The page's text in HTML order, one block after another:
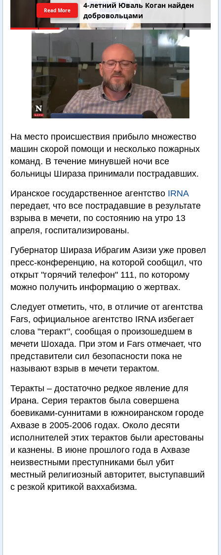
4-летний Юваль Коган найден
добровольцами
Read More
На место происшествия прибыло множество
машин скорой помощи и несколько пожарных
команд. В течение минувшей ночи все
больницы Шираза принимали пострадавших.
Иранское государственное агентство IRNA
передает, что все пострадавшие в результате
взрыва в мечети, по состоянию на утро 13
апреля, госпитализированы.
Губернатор Шираза Ибрагим Азизи уже провел
пресс-конференцию, на которой сообщил, что
открыт "горячий телефон" 111, по которому
можно получить информацию о жертвах.
Следует отметить, что, в отличие от агентства
Fars, официальное агентство IRNA избегает
слова "теракт", сообщая о произошедшем в
мечети Шохада. При этом и Fars отмечает, что
представители сил безопасности пока не
называют взрыв в мечети терактом.
Теракты – достаточно редкое явление для
Ирана. Серия терактов была совершена
боевиками-суннитами в южноиранском городе
Ахвазе в 2005-2006 годах. Около десяти
исполнителей этих терактов были арестованы
и казнены. В июне прошлого года в Ахвазе
неизвестными преступниками был убит
местный религиозный авторитет, выступавший
с резкой критикой ваххабизма.